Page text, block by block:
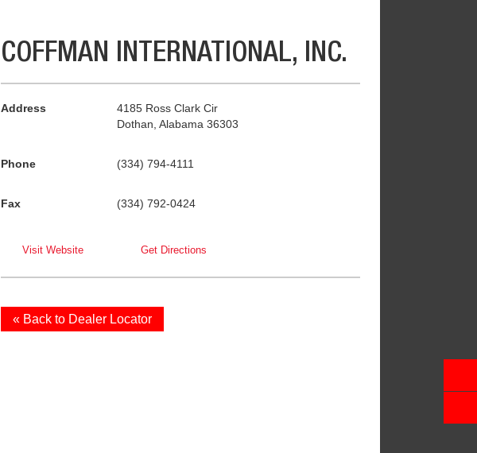
COFFMAN INTERNATIONAL, INC.
Address
4185 Ross Clark Cir
Dothan, Alabama 36303
Phone (334) 794-4111
Fax (334) 792-0424
Visit Website Get Directions
« Back to Dealer Locator